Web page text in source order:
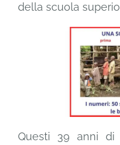
della scuola
Questi 39 anni